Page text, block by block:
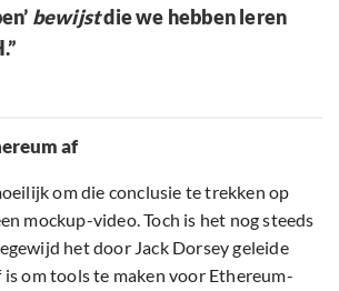
bewijstdie we hebben leren
af
om die conclusie te trekken op
mockup-video. Toch is het nog steeds
het door Jack Dorsey geleide
om tools te maken voor Ethereum-